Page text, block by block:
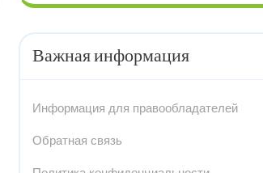
Важная информация
Информация для правообладателей
Обратная связь